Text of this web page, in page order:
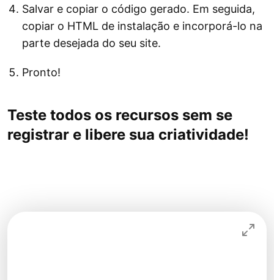
Salvar e copiar o código gerado. Em seguida,
copiar o HTML de instalação e incorporá-lo na
parte desejada do seu site.
Pronto!
Teste todos os recursos sem se
registrar e libere sua criatividade!